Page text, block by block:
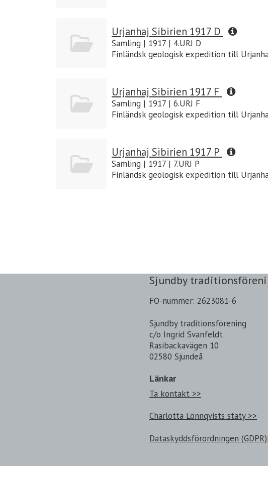
Urjanhaj Sibirien 1917 D
Samling | 1917 | 4.URJ D
Finländsk geologisk expedition till
Urjanhaj Sibirien 1917 F
Samling | 1917 | 6.URJ F
Finländsk geologisk expedition till
Urjanhaj Sibirien 1917 P
Samling | 1917 | 7.URJ P
Finländsk geologisk expedition till
Sjundby
FO-nummer: 2623081-6
Sjundby traditionsförening
c/o Ingrid Svanfeldt
Rasibackavägen 10
02580 Sjundeå
Länkar
Ta kontakt >>
Charlotta Lönnqvists staty >>
Dataskyddsförordningen